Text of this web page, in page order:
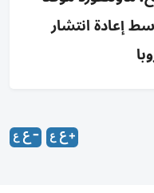
إعادة انتشار